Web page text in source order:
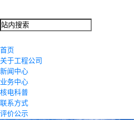
首页
关于工程公司
新闻中心
业务中心
核电科普
联系方式
评价公示